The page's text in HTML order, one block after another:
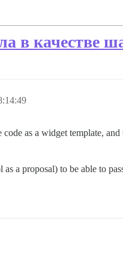
в качестве
code as a widget template,
a proposal) to be able to